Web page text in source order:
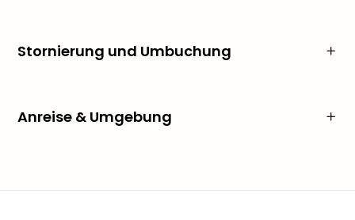
Stornierung und Umbuchung
Anreise & Umgebung